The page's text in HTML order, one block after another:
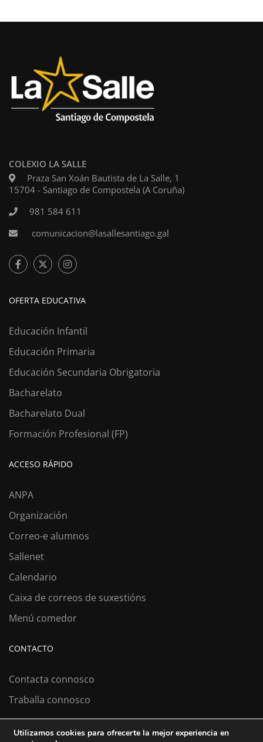
COLEXIO LA SALLE
Praza San Xoán Bautista de La Salle, 1
15704 - Santiago de Compostela (A Coruña)
981 584 611
comunicacion@lasallesantiago.gal
OFERTA EDUCATIVA
Educación Infantil
Educación Primaria
Educación Secundaria Obrigatoria
Bacharelato
Bacharelato Dual
Formación Profesional (FP)
ACCESO RÁPIDO
ANPA
Organización
Correo-e alumnos
Sallenet
Calendario
Caixa de correos de suxestións
Menú comedor
CONTACTO
Contacta connosco
Traballa connosco
Utilizamos cookies para ofrecerte la mejor experiencia en